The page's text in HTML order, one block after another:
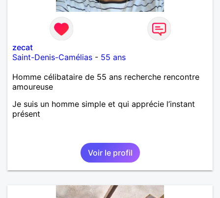
zecat
Saint-Denis-Camélias - 55 ans
Homme célibataire de 55 ans recherche rencontre
amoureuse
Je suis un homme simple et qui apprécie l’instant
présent
Voir le profil